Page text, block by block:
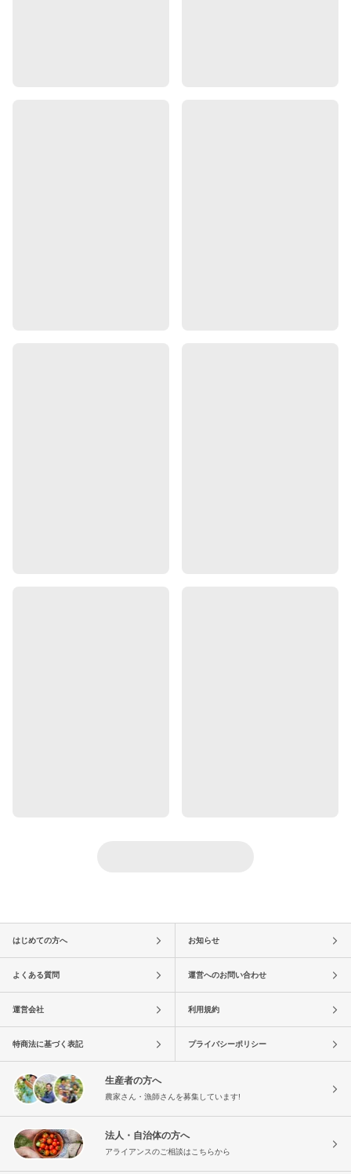
はじめての方へ お知らせ
よくある質問 運営へのお問い合わせ
運営会社 利用規約
特商法に基づく表記 プライバシーポリシー
生産者の方へ
農家さん・漁師さんを募集しています!
法人・自治体の方へ
アライアンスのご相談はこちらから